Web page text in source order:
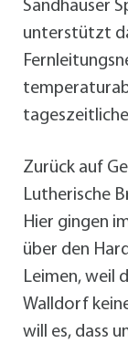
Sandhäuser
unterstützt
Zurück auf
Lutherische
Hier gingen
über den
Leimen, weil
Walldorf
will es, dass